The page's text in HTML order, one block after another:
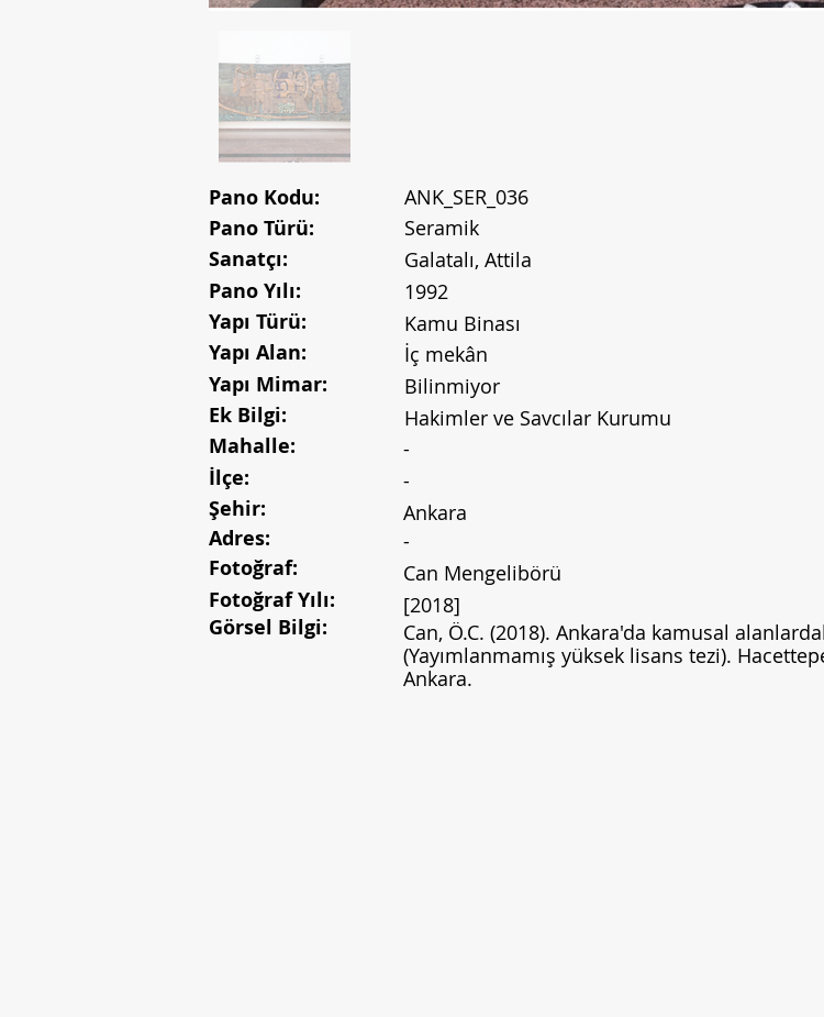
Pano Kodu:
Pano Türü:
Sanatçı:
Pano Yılı:
Yapı Türü:
Yapı Alan:
Yapı Mimar:
Ek Bilgi:
Mahalle:
İlçe:
Şehir:
Adres:
Fotoğraf:
Fotoğraf Yılı:
Görsel Bilgi:
ANK_SER_036
Seramik
Galatalı, Attila
1992
Kamu Binası
İç mekân
Bilinmiyor
Hakimler ve Savcılar Kurumu
-
-
Ankara
-
Can Mengelibörü
[2018]
Can, Ö.C. (2018). Ankara'da kamusal
(Yayımlanmamış yüksek lisans tezi).
Ankara.